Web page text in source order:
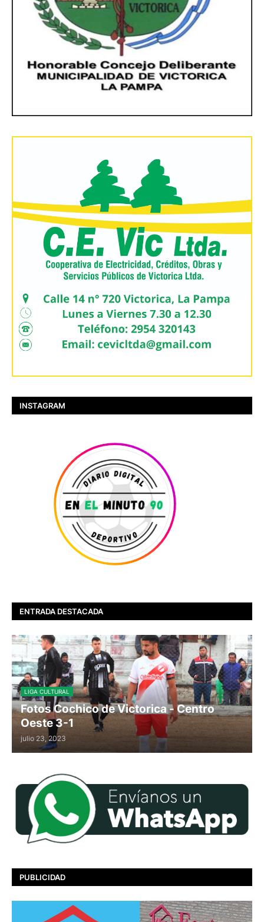
INSTAGRAM
ENTRADA DESTACADA
LIGA CULTURAL
Fotos Cochico de Victorica - Centro
Oeste 3-1
julio 23, 2023
PUBLICIDAD